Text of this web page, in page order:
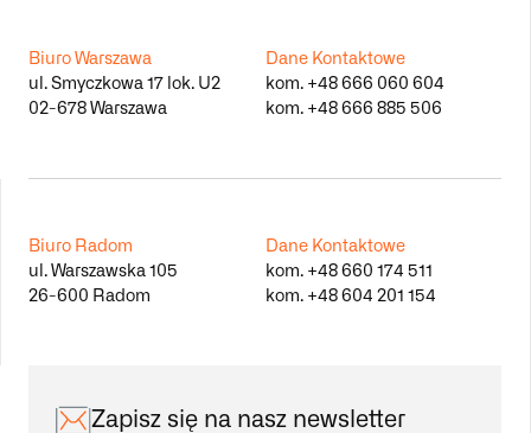
Biuro Warszawa
ul. Smyczkowa 17 lok. U2
02-678 Warszawa
Dane Kontaktowe
kom. +48 666 060 604
kom. +48 666 885 506
Biuro Radom
ul. Warszawska 105
26-600 Radom
Dane Kontaktowe
kom. +48 660 174 511
kom. +48 604 201 154
Zapisz się na nasz newsletter